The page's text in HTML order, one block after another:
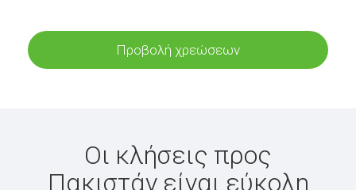
Προβολή χρεώσεων
Οι κλήσεις προς
Πακιστάν είναι εύκολη